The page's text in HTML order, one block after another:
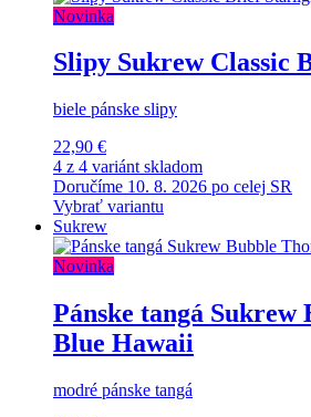
Novinka
Slipy Sukrew Classic
biele pánske slipy
22,90 €
4 z 4 variánt skladom
Doručíme 10. 8. 2026 po celej SR
Vybrať variantu
Sukrew
Novinka
Pánske tangá Sukrew
Blue Hawaii
modré pánske tangá